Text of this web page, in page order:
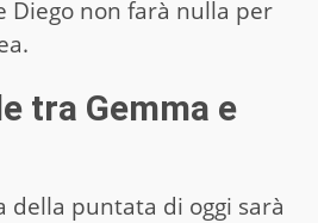
Diego non farà nulla per
tra Gemma e
della puntata di oggi sarà